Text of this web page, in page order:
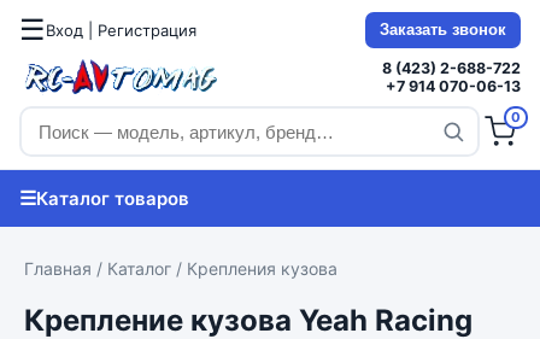
☰Вход | Регистрация Заказать звонок
8 (423) 2-688-722
+7 914 070-06-13
0
☰Каталог товаров
Главная / Каталог / Крепления кузова
Крепление кузова Yeah Racing